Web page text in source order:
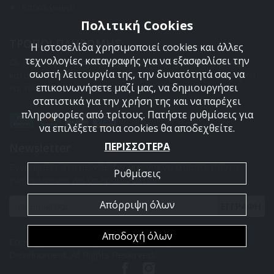
ΤΡΟΠΟΙ ΠΛΗΡΩΜΗΣ
Οι διαθέσιμοι τρόποι πληρωμής είναι η Αντικαταβολή,
κατάθεση σε τραπεζικό μας λογαριασμό, πιστωτική κάρτα
και πληρωμή με PayPal.
Εγγραφείτε στο newsletter μας για να είσαστε πάντα
ενημερωμένοι για τα προϊόντα μας.
Copyright 2026 Armyland. Powered by
Πολιτική Cookies
Η ιστοσελίδα χρησιμοποιεί cookies και άλλες
τεχνολογίες καταγραφής για να εξασφαλίσει την
σωστή λειτουργία της, την δυνατότητά σας να
επικοινωνήσετε μαζί μας, να δημιουργήσει
στατιστικά για την χρήση της και να παρέχει
πληροφορίες από τρίτους. Πατήστε ρυθμίσεις για
να επιλέξετε ποια cookies θα αποδεχθείτε.
ΠΕΡΙΣΣΟΤΕΡΑ
Ρυθμίσεις
Απόρριψη όλων
Αποδοχή όλων